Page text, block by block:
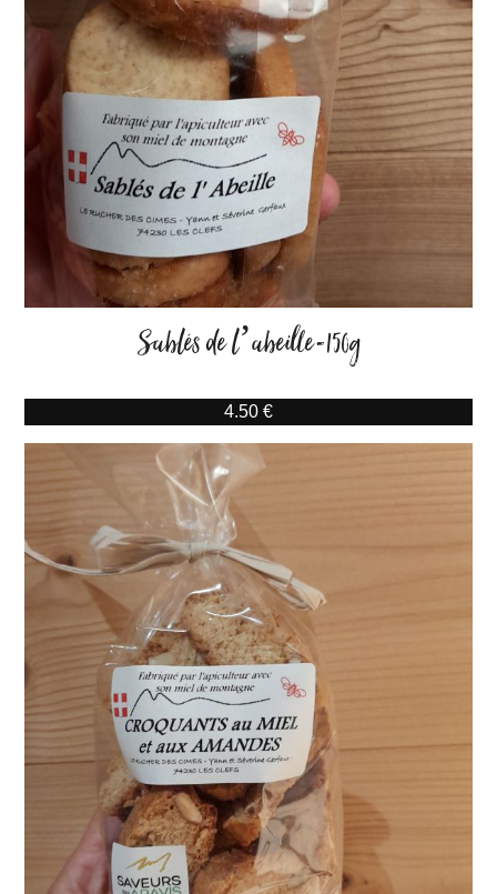
Sablés de l’abeille-150g
4.50 €